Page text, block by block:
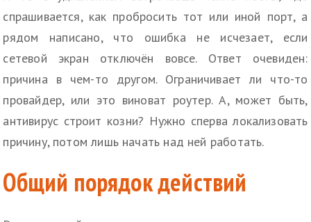
спрашивается, как пробросить тот или иной порт, а
рядом написано, что ошибка не исчезает, если
сетевой экран отключён вовсе. Ответ очевиден:
причина в чем-то другом. Ограничивает ли что-то
провайдер, или это виноват роутер. А, может быть,
антивирус строит козни? Нужно сперва локализовать
причину, потом лишь начать над ней работать.
Общий порядок действий